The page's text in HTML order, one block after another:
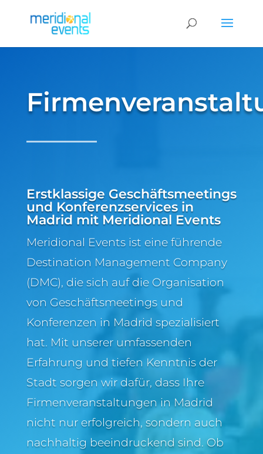
Erstklassige Geschäftsmeetings
und Konferenzservices in
Madrid mit Meridional Events
Meridional Events ist eine führende
Destination Management Company
(DMC), die sich auf die Organisation
von Geschäftsmeetings und
Konferenzen in Madrid spezialisiert
hat. Mit unserer umfassenden
Erfahrung und tiefen Kenntnis der
Stadt sorgen wir dafür, dass Ihre
Firmenveranstaltungen in Madrid
nicht nur erfolgreich, sondern auch
nachhaltig beeindruckend sind. Ob